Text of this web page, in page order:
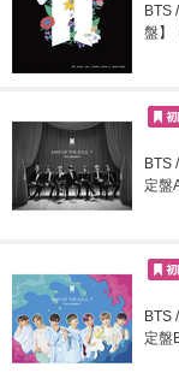
BTS
盤】
BTS
定盤
BTS
定盤